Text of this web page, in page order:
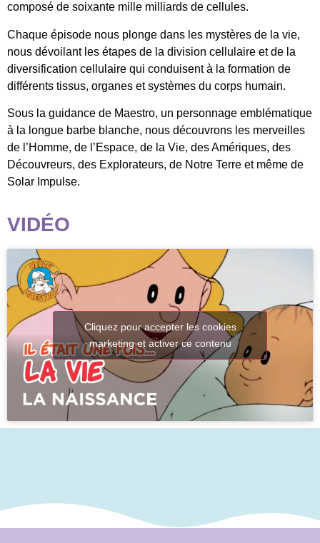
composé de soixante mille milliards de cellules.
Chaque épisode nous plonge dans les mystères de la vie,
nous dévoilant les étapes de la division cellulaire et de la
diversification cellulaire qui conduisent à la formation de
différents tissus, organes et systèmes du corps humain.
Sous la guidance de Maestro, un personnage emblématique
à la longue barbe blanche, nous découvrons les merveilles
de l’Homme, de l’Espace, de la Vie, des Amériques, des
Découvreurs, des Explorateurs, de Notre Terre et même de
Solar Impulse.
VIDÉO
Cliquez pour accepter les cookies
marketing et activer ce contenu